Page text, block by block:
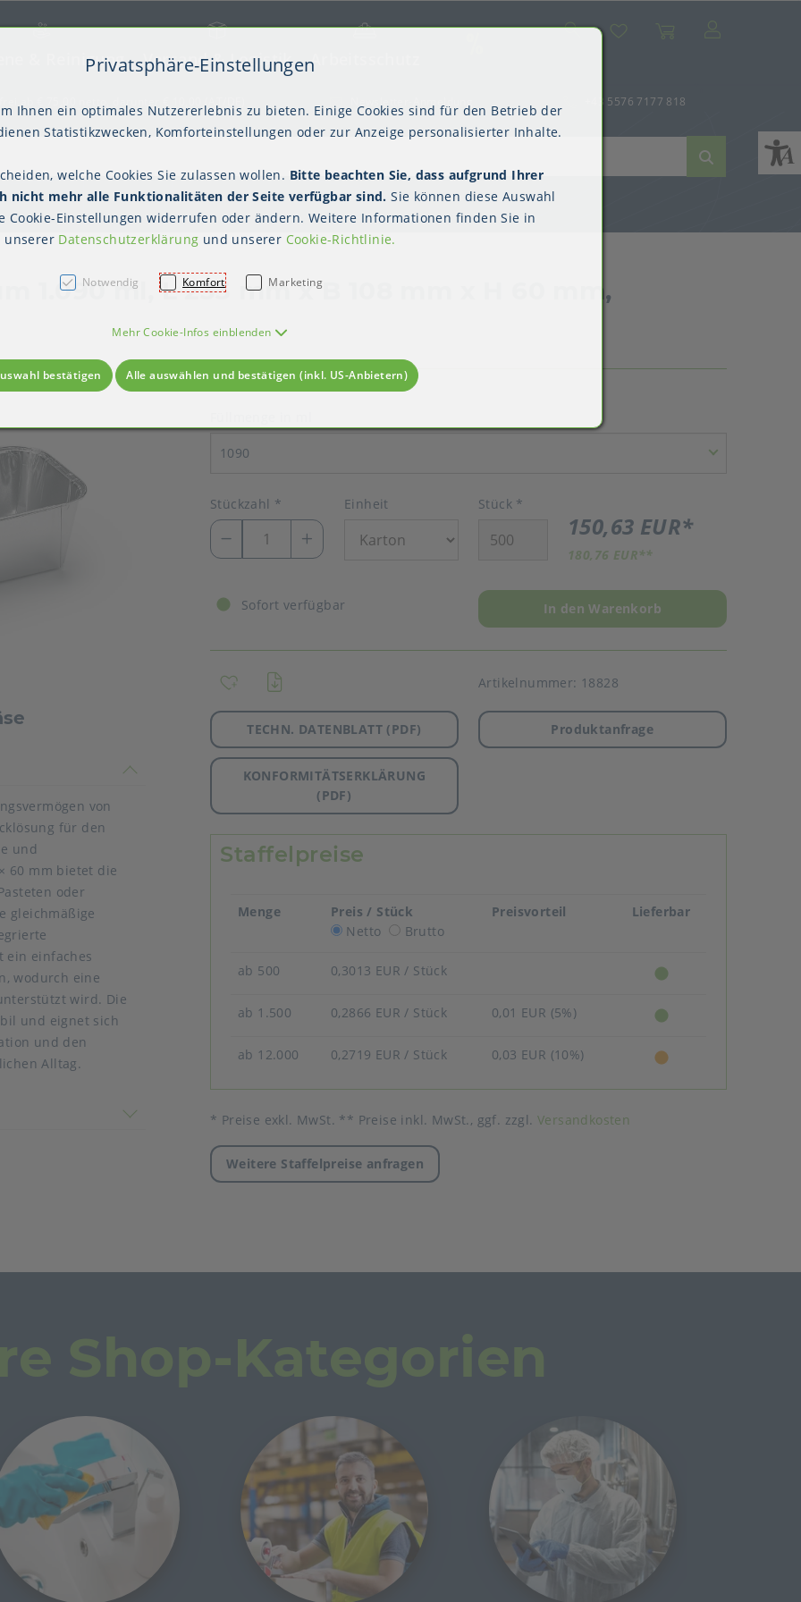
Tisch Gastroverpackungen Küchenbedarf Hygiene & Reinigung
& Reinigung
(PSA) Hygienepapiere Waschraumhygiene Kimberly-Clark™
Versand & Logistik
Palettensicherung Polstern & Kennzeichnen Versandverpackungen
Arbeitsschutz
Einweghauben Mundschutz Schutzkleidung Überschuhe
SucheWunschliste
+43 5576 7177 818
1.090 ml, L 233 mm x B 108 mm x H 60 mm,
nicht überein
von
für den
und
60 mm bietet die
oder
gleichmäßige
ein einfaches
wodurch eine
wird. Die
und eignet sich
und den
Alltag.
1090
Stückzahl * Einheit Stück *
150,63 EUR*
180,76 EUR**
Sofort verfügbar In den Warenkorb
Artikelnummer: 18828
TECHN. DATENBLATT (PDF)
KONFORMITÄTSERKLÄRUNG
(PDF)
Produktanfrage
Staffelpreise
Menge
Preis / Stück
Netto
Brutto
Preisvorteil Lieferbar
ab 500 0,3013 EUR / Stück
ab 1.500 0,2866 EUR / Stück 0,01 EUR (5%)
ab 12.000 0,2719 EUR / Stück 0,03 EUR (10%)
* Preise exkl. MwSt. ** Preise inkl. MwSt., ggf. zzgl. Versandkosten
Weitere Staffelpreise anfragen
Privatsphäre-Einstellungen
Ihnen ein optimales Nutzererlebnis zu bieten. Einige Cookies sind für den Betrieb der
Statistikzwecken, Komforteinstellungen oder zur Anzeige personalisierter Inhalte.
welche Cookies Sie zulassen wollen. Bitte beachten Sie, dass aufgrund Ihrer
nicht mehr alle Funktionalitäten der Seite verfügbar sind. Sie können diese Auswahl
Cookie-Einstellungen widerrufen oder ändern. Weitere Informationen finden Sie in
unserer Datenschutzerklärung und unserer Cookie-Richtlinie.
Notwendig Komfort Marketing
Mehr Cookie-Infos einblenden
bestätigen Alle auswählen und bestätigen (inkl. US-Anbietern)